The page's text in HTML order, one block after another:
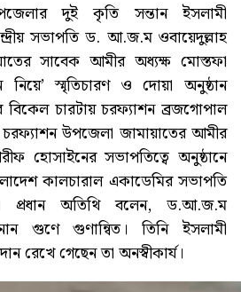
দুই কৃতি সন্তান ইসলামী
সভাপতি ড. আ.জ.ম ওবায়েদুল্লাহ
সাবেক আমীর অধ্যক্ষ মোস্তফা
নিয়ে’ স্মৃতিচারণ ও দোয়া অনুষ্ঠান
চারটায় চরফ্যাশন ব্রজগোপাল
উপজেলা জামায়াতের আমীর
হোসাইনের সভাপতিত্বে অনুষ্ঠানে
কালচারাল একাডেমির সভাপতি
প্রধান অতিথি বলেন, ড.আ.জ.ম
গুণে গুণান্বিত। তিনি ইসলামী
রেখে গেছেন তা অনস্বীকার্য।